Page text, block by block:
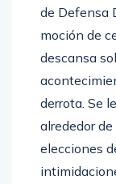
de Defensa
moción de
descansa
derrota. Se
alrededor
elecciones